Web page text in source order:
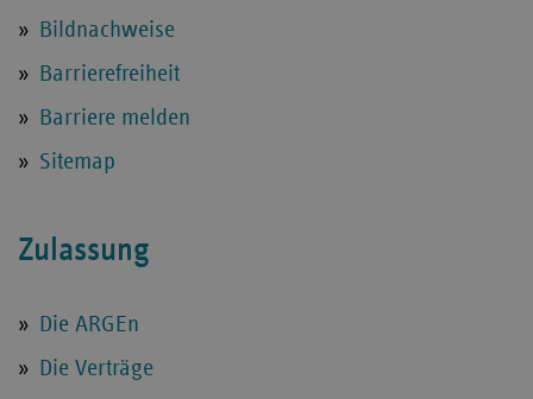
Bildnachweise
Barrierefreiheit
Barriere melden
Sitemap
Zulassung
Die ARGEn
Die Verträge